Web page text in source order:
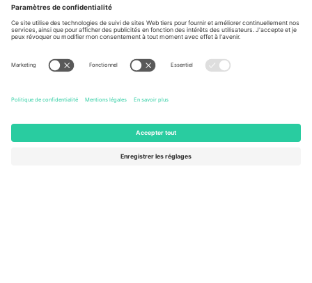
TixProtect
Programme d'affiliation
Comment ça marche
Centre d'information sur la Coupe
Nous contacter